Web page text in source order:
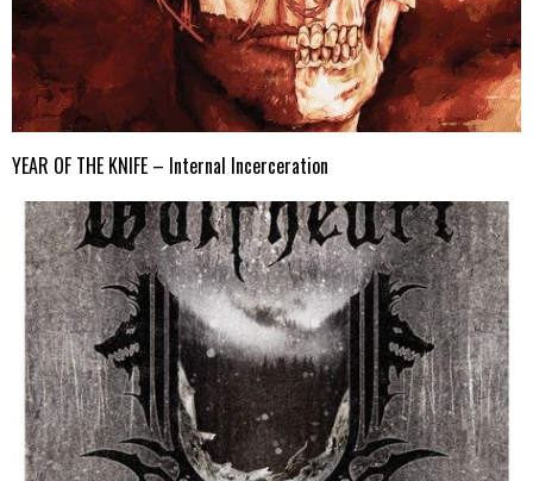
YEAR OF THE KNIFE – Internal Incerceration